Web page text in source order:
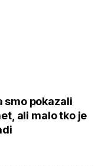
smo pokazali
ali malo tko je